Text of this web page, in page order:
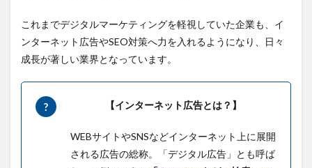
オプ
ト
7
セプ
テー
8
これまでデジタルマーケティングを軽視していた企業も、イ
ンターネット広告やSEO対策へ力を入れるようになり、日々
成長が著しい業界となっています。
【インターネット広告とは？】
WEBサイトやSNSなどインターネット上に展開
される広告の総称。
「デジタル広告」とも呼ば